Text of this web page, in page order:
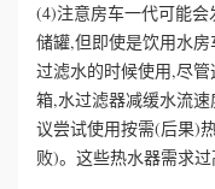
工
程
(4)注意房车一代可能
储罐,但即使是饮用水
过滤水的时候使用,尽
箱,水过滤器减缓水流
议尝试使用按需(后果)
败)。这些热水器需求过